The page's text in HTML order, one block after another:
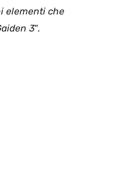
elementi che
3“.